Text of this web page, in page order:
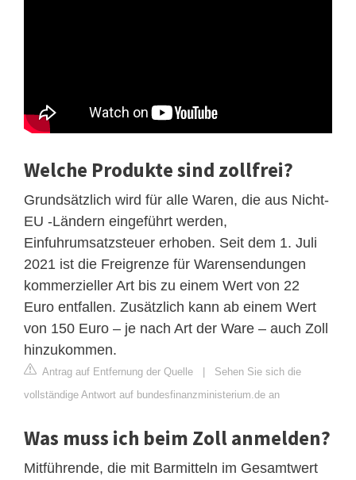
Welche Produkte sind zollfrei?
Grundsätzlich wird für alle Waren, die aus Nicht-
EU -Ländern eingeführt werden,
Einfuhrumsatzsteuer erhoben. Seit dem 1. Juli
2021 ist die Freigrenze für Warensendungen
kommerzieller Art bis zu einem Wert von 22
Euro entfallen. Zusätzlich kann ab einem Wert
von 150 Euro – je nach Art der Ware – auch Zoll
hinzukommen.
Antrag auf Entfernung der Quelle | Sehen Sie sich die
vollständige Antwort auf bundesfinanzministerium.de an
Was muss ich beim Zoll anmelden?
Mitführende, die mit Barmitteln im Gesamtwert